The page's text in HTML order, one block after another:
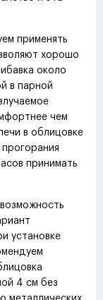
применять
хорошо
около
в парной
чем
в облицовке
принимать
установке
4 см без